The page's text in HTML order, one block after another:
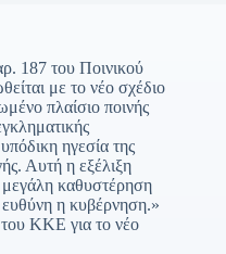
187 του Ποινικού
με το νέο σχέδιο
πλαίσιο ποινής
ηγεσία της
Αυτή η εξέλιξη
μεγάλη καθυστέρηση
ευθύνη η κυβέρνηση.»
του ΚΚΕ για το νέο